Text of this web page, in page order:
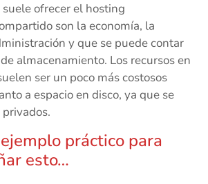
ofrecer el hosting
son la economía, la
y que se puede contar
almacenamiento. Los recursos en
ser un poco más costosos
a espacio en disco, ya que se
práctico para
esto…